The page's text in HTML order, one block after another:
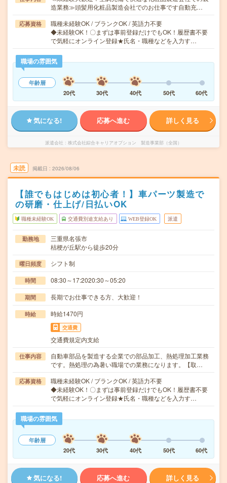
造業務≫頭髪用化粧品製造会社でのお仕事です自動充…
応募資格
職種未経験OK / ブランクOK / 英語力不要
◆未経験OK！〇まずは事前登録だけでもOK！履歴書不要
で気軽にオンライン登録★氏名・職種などを入力す…
職場の雰囲気
年齢層
20代
30代 40代 50代 60代
気になる! 応募へ進む 詳しく見る
派遣会社 株式会社綜合キャリアオプション 製造事業部（全国）
未読 掲載日 2026/08/06
【誰でもはじめは初心者！】車パーツ製造で
の研磨・仕上げ/日払いOK
職種未経験OK 交通費別途支給あり WEB登録OK 派遣
勤務地
三重県名張市
桔梗が丘駅から徒歩20分
曜日頻度 シフト制
時間 08:30～17:2020:30～05:20
期間 長期でお仕事できる方、大歓迎！
時給 時給1470円
交通費
交通費規定内支給
仕事内容
自動車部品を製造する企業での部品加工、熱処理加工業務
です。熱処理の為暑い職場での業務になります。【取…
応募資格
職種未経験OK / ブランクOK / 英語力不要
◆未経験OK！〇まずは事前登録だけでもOK！履歴書不要
で気軽にオンライン登録★氏名・職種などを入力す…
職場の雰囲気
年齢層
20代
30代 40代 50代 60代
気になる! 応募へ進む 詳しく見る